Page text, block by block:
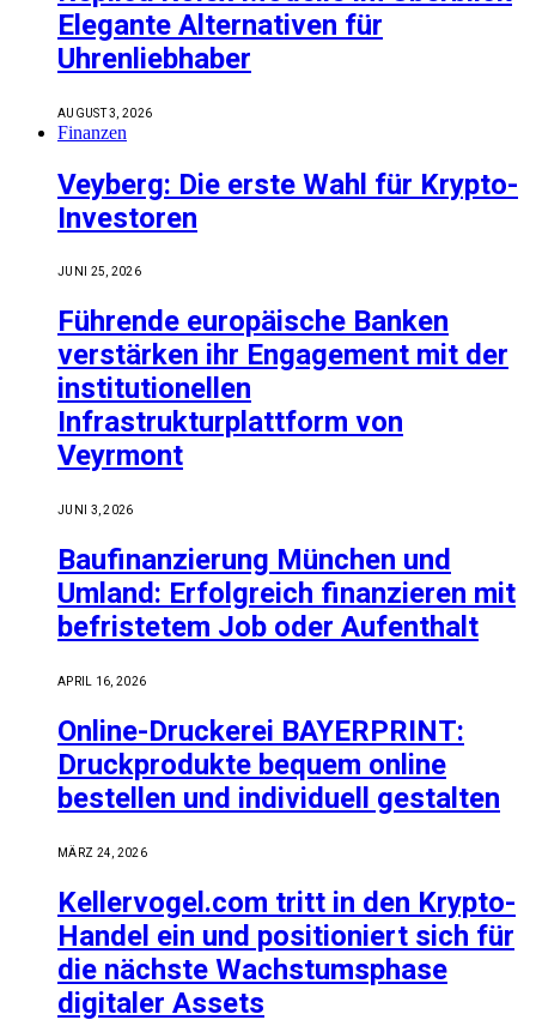
Elegante Alternativen für
Uhrenliebhaber
AUGUST 3, 2026
Finanzen
Veyberg: Die erste Wahl für Krypto-
Investoren
JUNI 25, 2026
Führende europäische Banken
verstärken ihr Engagement mit der
institutionellen
Infrastrukturplattform von
Veyrmont
JUNI 3, 2026
Baufinanzierung München und
Umland: Erfolgreich finanzieren mit
befristetem Job oder Aufenthalt
APRIL 16, 2026
Online-Druckerei BAYERPRINT:
Druckprodukte bequem online
bestellen und individuell gestalten
MÄRZ 24, 2026
Kellervogel.com tritt in den Krypto-
Handel ein und positioniert sich für
die nächste Wachstumsphase
digitaler Assets